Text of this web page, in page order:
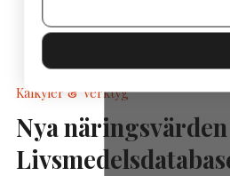
Kalkyler & Verktyg
Nya